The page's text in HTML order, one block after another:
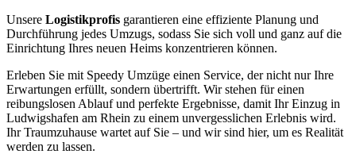
Unsere Logistikprofis garantieren eine effiziente Planung und
Durchführung jedes Umzugs, sodass Sie sich voll und ganz auf die
Einrichtung Ihres neuen Heims konzentrieren können.
Erleben Sie mit Speedy Umzüge einen Service, der nicht nur Ihre
Erwartungen erfüllt, sondern übertrifft. Wir stehen für einen
reibungslosen Ablauf und perfekte Ergebnisse, damit Ihr Einzug in
Ludwigshafen am Rhein zu einem unvergesslichen Erlebnis wird.
Ihr Traumzuhause wartet auf Sie – und wir sind hier, um es Realität
werden zu lassen.